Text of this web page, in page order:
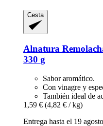
Cesta
Alnatura
330 g
Sabor aromático.
Con vinagre y
También ideal de
1,59 € (4,82 € / kg)
Entrega hasta el 19 agosto